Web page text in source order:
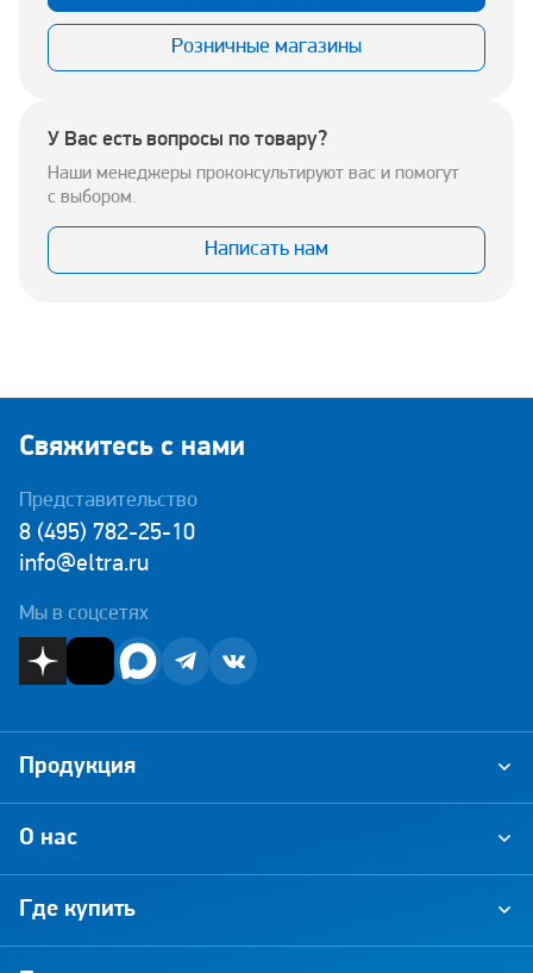
Розничные магазины
У Вас есть вопросы по товару?
Наши менеджеры проконсультируют вас и помогут
с выбором.
Написать нам
Свяжитесь с нами
Представительство
8 (495) 782-25-10
info@eltra.ru
Мы в соцсетях
О нас
Где купить
Продукция